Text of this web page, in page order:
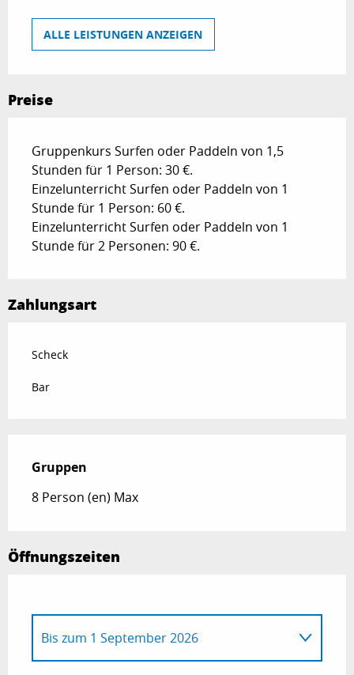
ALLE LEISTUNGEN ANZEIGEN
Preise
Gruppenkurs Surfen oder Paddeln von 1,5
Stunden für 1 Person: 30 €.
Einzelunterricht Surfen oder Paddeln von 1
Stunde für 1 Person: 60 €.
Einzelunterricht Surfen oder Paddeln von 1
Stunde für 2 Personen: 90 €.
Zahlungsart
Scheck
Bar
Gruppen
Gruppen
8 Person (en) Max
Öffnungszeiten
Bis zum 1 September 2026